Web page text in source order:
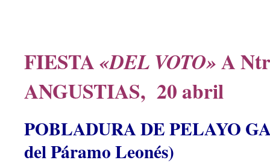
FIESTA«DEL VOTO»A
ANGUSTIAS, 20 abril
POBLADURA DE PELAYO
del Páramo Leonés)